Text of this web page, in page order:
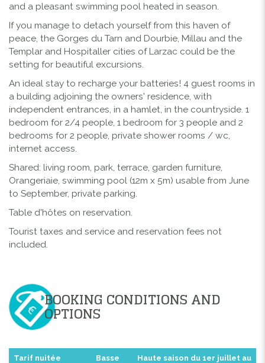
and a pleasant swimming pool heated in season.
If you manage to detach yourself from this haven of
peace, the Gorges du Tarn and Dourbie, Millau and the
Templar and Hospitaller cities of Larzac could be the
setting for beautiful excursions.
An ideal stay to recharge your batteries! 4 guest rooms in
a building adjoining the owners' residence, with
independent entrances, in a hamlet, in the countryside. 1
bedroom for 2/4 people, 1 bedroom for 3 people and 2
bedrooms for 2 people, private shower rooms / wc,
internet access.
Shared: living room, park, terrace, garden furniture,
Orangeriaie, swimming pool (12m x 5m) usable from June
to September, private parking.
Table d'hôtes on reservation.
Tourist taxes and service and reservation fees not
included.
BOOKING CONDITIONS AND
OPTIONS
Tarif nuitée
Basse
Haute saison du 1er juillet au